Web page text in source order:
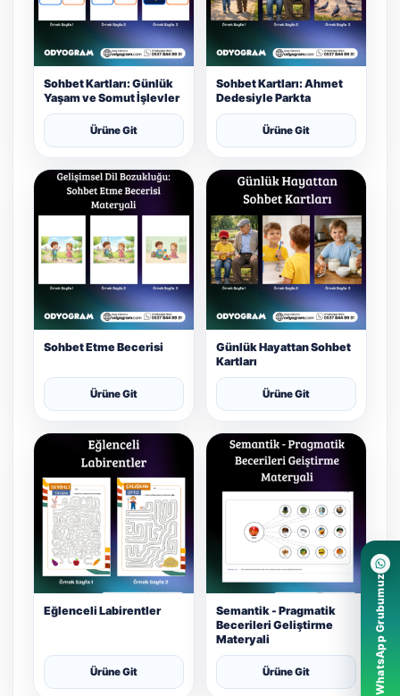
Sohbet Kartları: Günlük
Yaşam ve Somut İşlevler
Ürüne Git
Sohbet Kartları: Ahmet
Dedesiyle Parkta
Ürüne Git
Sohbet Etme Becerisi
Ürüne Git
Günlük Hayattan Sohbet
Kartları
Ürüne Git
Eğlenceli Labirentler
Ürüne Git
Semantik - Pragmatik
Becerileri Geliştirme
Materyali
Ürüne Git WhatsApp Grubumuz